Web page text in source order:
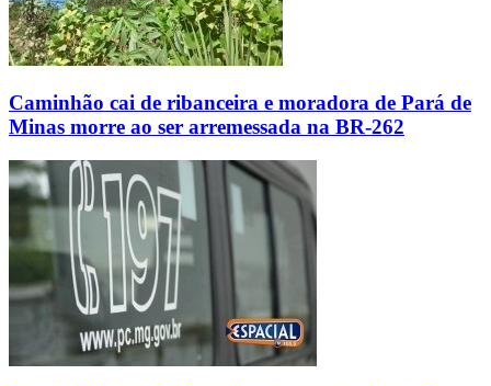
Caminhão cai de ribanceira e moradora de Pará de
Minas morre ao ser arremessada na BR-262